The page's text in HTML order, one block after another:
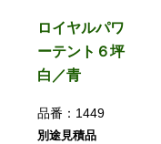
ロイヤルパワ
ーテント６坪
白／青
品番： 1449
別途見積品